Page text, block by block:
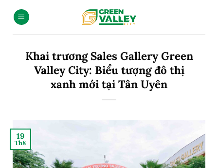
Khai trương Sales Gallery Green
Valley City: Biểu tượng đô thị
xanh mới tại Tân Uyên
19
Th8